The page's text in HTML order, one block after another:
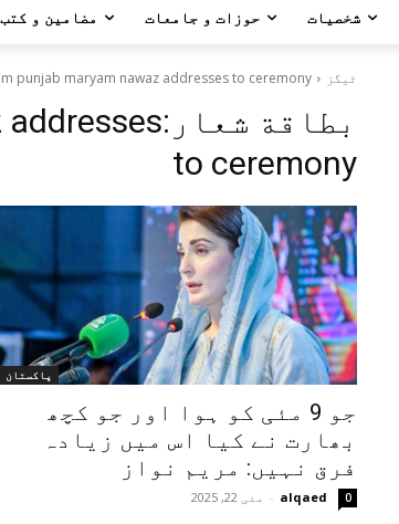
شخصیات حوزات و جامعات مضامین و کتب
ٹیگز punjab maryam nawaz addresses to ceremony
بطاقة شعار:
to ceremony
پاکستان
جو 9 مئی کو ہوا اور جو کچھ
بھارت نے کیا اس میں زیادہ
فرق نہیں: مریم نواز
alqaed
- مئی 22, 2025 0